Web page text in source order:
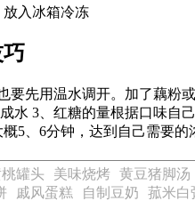
入冰箱冷冻
要先用温水调开。加了藕粉
水 3、红糖的量根据口味自
5、6分钟，达到自己需要
罐头 美味烧烤 黄豆猪脚汤
戚风蛋糕 自制豆奶
菰米白